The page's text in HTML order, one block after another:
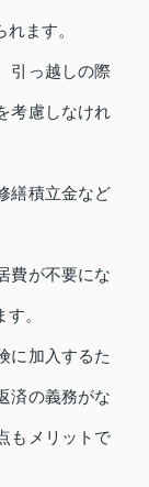
ます。
引っ越しの際
考慮しなけれ
繕積立金など
費が不要にな
。
に加入するた
済の義務がな
もメリットで